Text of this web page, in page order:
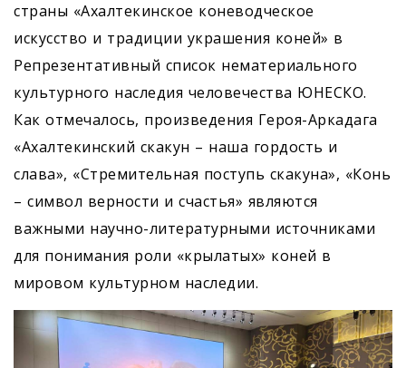
страны «Ахалтекинское коневодческое
искусство и традиции украшения коней» в
Репрезентативный список нематериального
культурного наследия человечества ЮНЕСКО.
Как отмечалось, произведения Героя-Аркадага
«Ахалтекинский скакун – наша гордость и
слава», «Стремительная поступь скакуна», «Конь
– символ верности и счастья» являются
важными научно-литературными источниками
для понимания роли «крылатых» коней в
мировом культурном наследии.